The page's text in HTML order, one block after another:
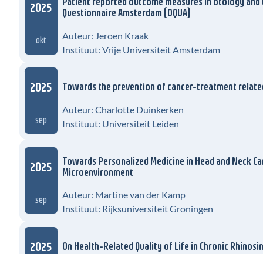
2025
okt
Questionnaire Amsterdam (OQUA)
Auteur: Jeroen Kraak
Instituut: Vrije Universiteit Amsterdam
2025
sep
Towards the prevention of cancer-treatment
Auteur: Charlotte Duinkerken
Instituut: Universiteit Leiden
2025
sep
Towards Personalized Medicine in Head and Neck
Microenvironment
Auteur: Martine van der Kamp
Instituut: Rijksuniversiteit Groningen
2025 On Health-Related Quality of Life in Chronic